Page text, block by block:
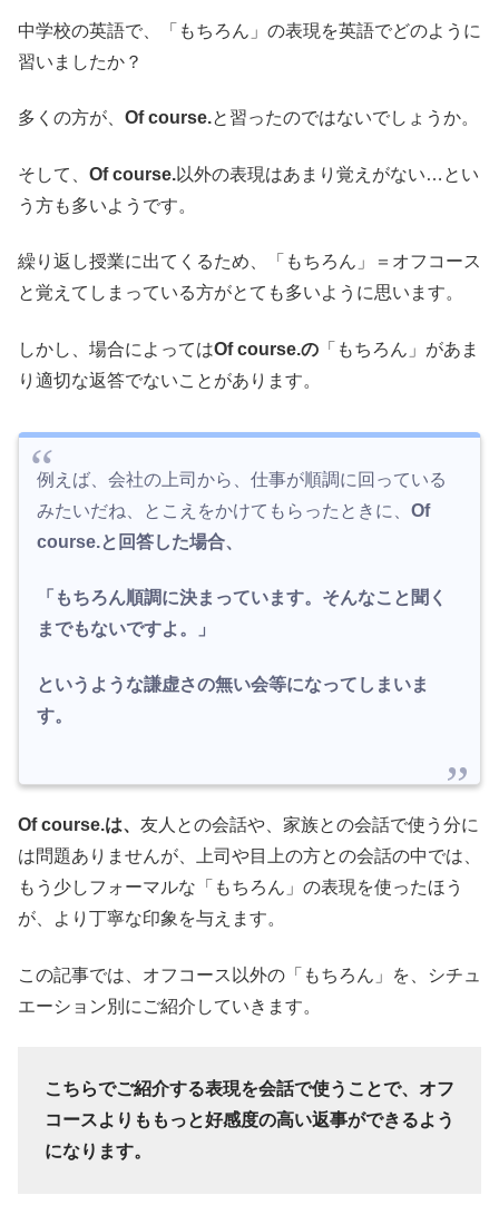
中学校の英語で、「もちろん」の表現を英語でどのように
習いましたか？
多くの方が、 Of course.と習ったのではないでしょうか。
そして、 Of course.以外の表現はあまり覚えがない…とい
う方も多いようです。
繰り返し授業に出てくるため、「もちろん」＝オフコース
と覚えてしまっている方がとても多いように思います。
しかし、場合によってはOf course.の 「もちろん」があま
り適切な返答でないことがあります。
例えば、会社の上司から、仕事が順調に回っている
みたいだね、とこえをかけてもらったときに、 Of
course.と回答した場合、
「もちろん順調に決まっています。そんなこと聞く
までもないですよ。」
というような謙虚さの無い会等になってしまいま
す。
Of course.は、 友人との会話や、家族との会話で使う分に
は問題ありませんが、上司や目上の方との会話の中では、
もう少しフォーマルな「もちろん」の表現を使ったほう
が、より丁寧な印象を与えます。
この記事では、オフコース以外の「もちろん」を、シチュ
エーション別にご紹介していきます。
こちらでご紹介する表現を会話で使うことで、オフ
コースよりももっと好感度の高い返事ができるよう
になります。